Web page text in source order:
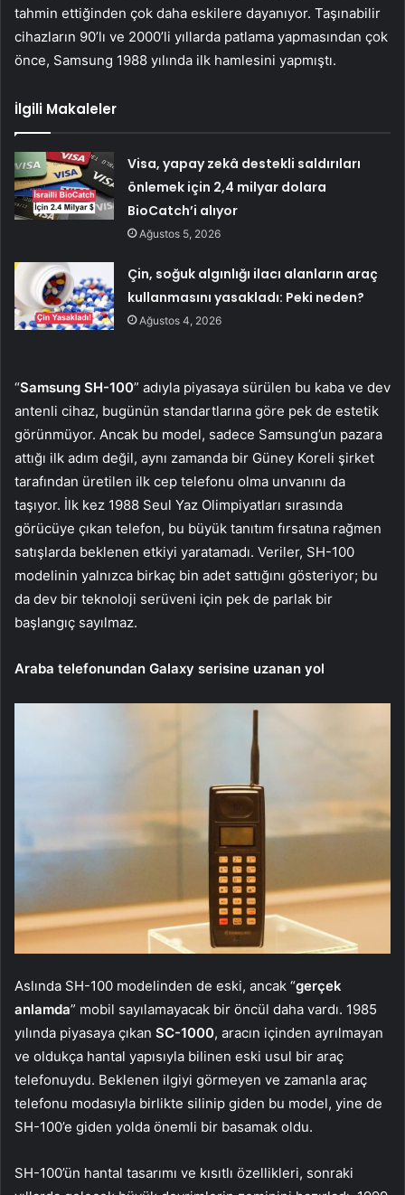
tahmin ettiğinden çok daha eskilere dayanıyor. Taşınabilir
cihazların 90’lı ve 2000’li yıllarda patlama yapmasından çok
önce, Samsung 1988 yılında ilk hamlesini yapmıştı.
İlgili Makaleler
Visa, yapay zekâ destekli saldırıları
önlemek için 2,4 milyar dolara
BioCatch’i alıyor
Ağustos 5, 2026
Çin, soğuk algınlığı ilacı alanların araç
kullanmasını yasakladı: Peki neden?
Ağustos 4, 2026
“Samsung SH-100” adıyla piyasaya sürülen bu kaba ve dev
antenli cihaz, bugünün standartlarına göre pek de estetik
görünmüyor. Ancak bu model, sadece Samsung’un pazara
attığı ilk adım değil, aynı zamanda bir Güney Koreli şirket
tarafından üretilen ilk cep telefonu olma unvanını da
taşıyor. İlk kez 1988 Seul Yaz Olimpiyatları sırasında
görücüye çıkan telefon, bu büyük tanıtım fırsatına rağmen
satışlarda beklenen etkiyi yaratamadı. Veriler, SH-100
modelinin yalnızca birkaç bin adet sattığını gösteriyor; bu
da dev bir teknoloji serüveni için pek de parlak bir
başlangıç sayılmaz.
Araba telefonundan Galaxy serisine uzanan yol
Aslında SH-100 modelinden de eski, ancak “gerçek
anlamda” mobil sayılamayacak bir öncül daha vardı. 1985
yılında piyasaya çıkan SC-1000, aracın içinden ayrılmayan
ve oldukça hantal yapısıyla bilinen eski usul bir araç
telefonuydu. Beklenen ilgiyi görmeyen ve zamanla araç
telefonu modasıyla birlikte silinip giden bu model, yine de
SH-100’e giden yolda önemli bir basamak oldu.
SH-100’ün hantal tasarımı ve kısıtlı özellikleri, sonraki